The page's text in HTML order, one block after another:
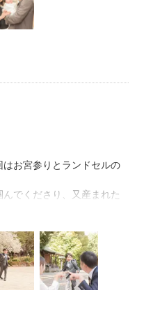
す。
けて「こどもカメラマンプ
にて被災した南気仙沼小
の撮影した写真を、東京
使い道を子ども達が考え
。
park」
室」に講師として参加。
zukoushitsu.html
て撮影に臨めました。
ね」と皆で話しました。
たいと思います。
お宮参りとランドセルの
でくださり、又産まれた
影していただきました。
ったです。
ひ藤原さんにお願いしよ